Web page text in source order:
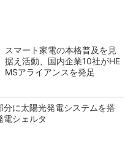
スマート家電の本格普及を見
据え活動、国内企業10社がHE
MSアライアンスを発足
分に太陽光発電システムを搭
電シェルタ